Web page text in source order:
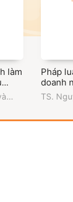
làm
2)
Pháp
doanh
vừa ở
luận
TS.
Văn